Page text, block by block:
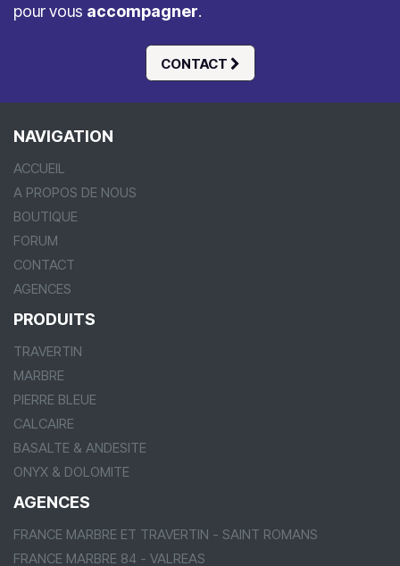
CONTACT
pour vous accompagner.
NAVIGATION
ACCUEIL
A PROPOS DE NOUS
BOUTIQUE
FORUM
CONTACT
AGENCES
PRODUITS
TRAVERTIN
MARBRE
PIERRE BLEUE
CALCAIRE
BASALTE & ANDESITE
ONYX & DOLOMITE
AGENCES
FRANCE MARBRE ET TRAVERTIN - SAINT ROMANS
FRANCE MARBRE 84 - VALREAS